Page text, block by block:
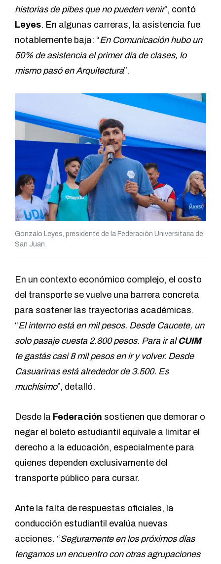
historias de pibes que no pueden venir”, contó
Leyes. En algunas carreras, la asistencia fue
notablemente baja: “En Comunicación hubo un
50% de asistencia el primer día de clases, lo
mismo pasó en Arquitectura”.
Gonzalo Leyes, presidente de la Federación Universitaria de
San Juan
En un contexto económico complejo, el costo
del transporte se vuelve una barrera concreta
para sostener las trayectorias académicas.
“El interno está en mil pesos. Desde Caucete, un
solo pasaje cuesta 2.800 pesos. Para ir al CUIM
te gastás casi 8 mil pesos en ir y volver. Desde
Casuarinas está alrededor de 3.500. Es
muchísimo”, detalló.
Desde la Federación sostienen que demorar o
negar el boleto estudiantil equivale a limitar el
derecho a la educación, especialmente para
quienes dependen exclusivamente del
transporte público para cursar.
Ante la falta de respuestas oficiales, la
conducción estudiantil evalúa nuevas
acciones. “Seguramente en los próximos días
tengamos un encuentro con otras agrupaciones